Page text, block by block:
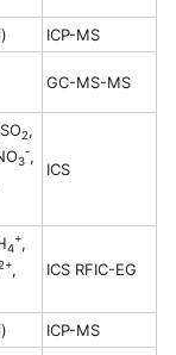
ICP-MS
GC-MS-MS
2,
3
-,
ICS
4
+,
,
ICS RFIC-EG
ICP-MS